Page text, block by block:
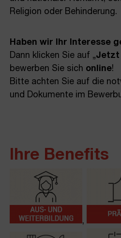
Religion oder Behinderung.
Haben wir Ihr Interesse
Dann klicken Sie auf „Jetzt
bewerben Sie sich online!
Bitte achten Sie auf die
und Dokumente im
Ihre Benefits
,